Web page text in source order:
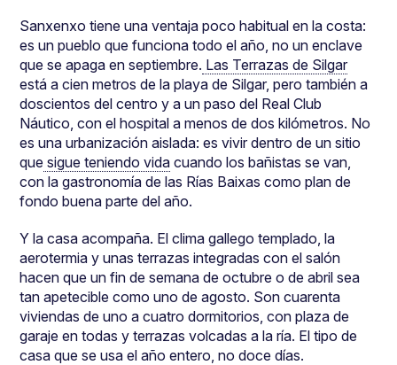
Sanxenxo tiene una ventaja poco habitual en la costa:
es un pueblo que funciona todo el año, no un enclave
que se apaga en septiembre. Las Terrazas de Silgar
está a cien metros de la playa de Silgar, pero también a
doscientos del centro y a un paso del Real Club
Náutico, con el hospital a menos de dos kilómetros. No
es una urbanización aislada: es vivir dentro de un sitio
que sigue teniendo vida cuando los bañistas se van,
con la gastronomía de las Rías Baixas como plan de
fondo buena parte del año.
Y la casa acompaña. El clima gallego templado, la
aerotermia y unas terrazas integradas con el salón
hacen que un fin de semana de octubre o de abril sea
tan apetecible como uno de agosto. Son cuarenta
viviendas de uno a cuatro dormitorios, con plaza de
garaje en todas y terrazas volcadas a la ría. El tipo de
casa que se usa el año entero, no doce días.